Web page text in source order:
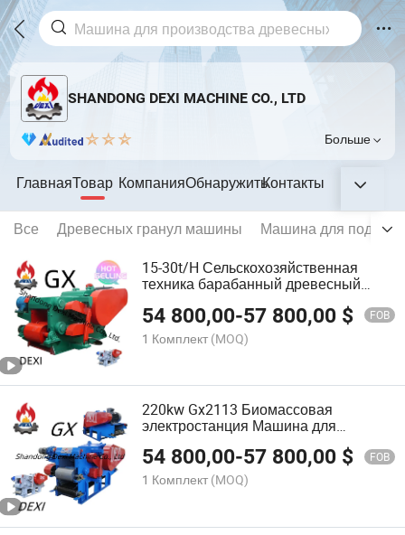
SHANDONG DEXI MACHINE CO., LTD
Больше
ГлавнаяТовар КомпанияОбнаружитьКонтакты
Все Древесных гранул машины
Машина для подачи
15-30t/H Сельскохозяйственная
техника барабанный древесный
пород древесины
54 800,00-57 800,00 $ FOB
1 Комплект (MOQ)
220kw Gx2113 Биомассовая
электростанция Машина для
измельчения древесины Древесный
измельчитель
54 800,00-57 800,00 $ FOB
1 Комплект (MOQ)